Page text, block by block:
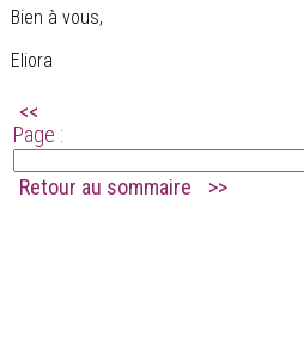
Bien à vous,
Eliora
<<
Page :
Retour au sommaire >>